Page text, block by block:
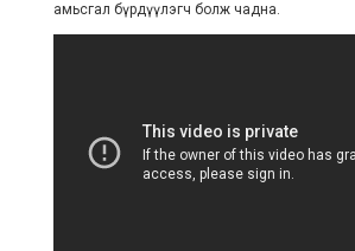
амьсгал бүрдүүлэгч болж чадна.